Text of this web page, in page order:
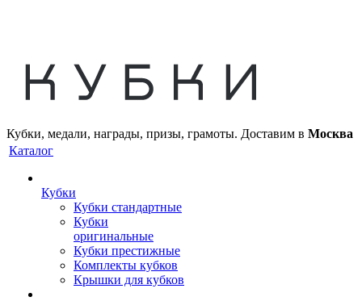
Кубки, медали, награды, призы, грамоты. Доставим в Москва
Каталог
Кубки
Кубки стандартные
Кубки
оригинальные
Кубки престижные
Комплекты кубков
Крышки для кубков